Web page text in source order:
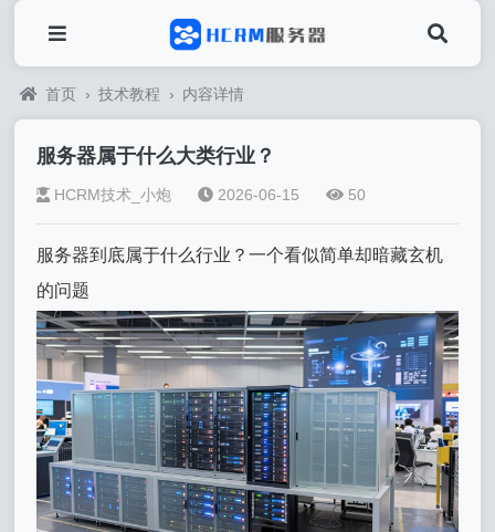
首页 › 技术教程 › 内容详情
服务器属于什么大类行业？
HCRM技术_小炮 2026-06-15 50
服务器到底属于什么行业？一个看似简单却暗藏玄机
的问题